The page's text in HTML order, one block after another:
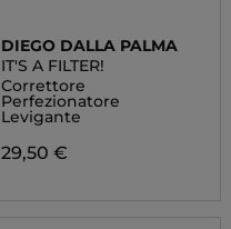
DIEGO DALLA PALMA
IT'S A FILTER!
Correttore
Perfezionatore
Levigante
29,50 €